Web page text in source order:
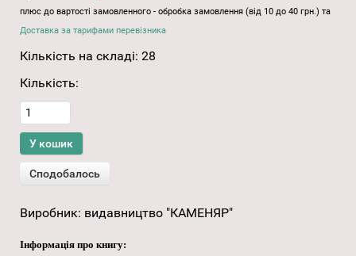
плюс до вартості замовленного - обробка замовлення (від 10 до 40 грн.) та
Доставка за тарифами перевізника
Кількість на складі: 28
Кількість:
Виробник: видавництво "КАМЕНЯР"
Інформація про книгу: